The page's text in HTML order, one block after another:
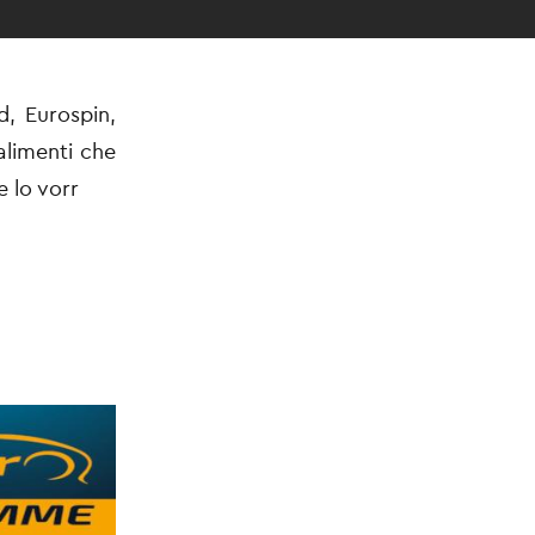
Eurospin,
che
lo vorr